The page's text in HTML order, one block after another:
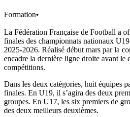
Formation•
La Fédération Française de Football a
finales des championnats nationaux
2025-2026. Réalisé début mars par la
encadre la dernière ligne droite avant le
compétitions.
Dans les deux catégories, huit équipes
finales. En U19, il s’agira des deux
groupes. En U17, les six premiers de
des deux meilleurs deuxièmes.